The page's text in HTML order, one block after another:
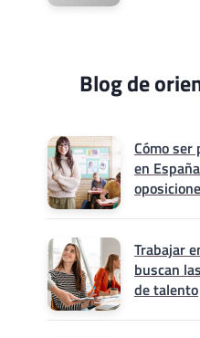
Blog de
Cómo ser
en
Trabajar
buscan
de talento